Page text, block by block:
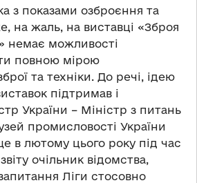
з показами озброєння та
на жаль, на виставці «Зброя
немає можливості
повною мірою
та техніки. До речі, ідею
підтримав і
України – Міністр з питань
промисловості України
в лютому цього року під час
очільник відомства,
Ліги стосовно